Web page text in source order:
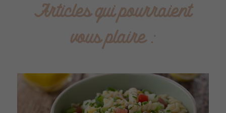
Articles qui pourraient
vous plaire :